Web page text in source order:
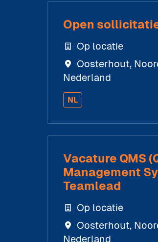
Open
Op locatie
Oosterhout,
Nederland
NL
Vacature QMS
Management
Teamlead
Op locatie
Oosterhout,
Nederland